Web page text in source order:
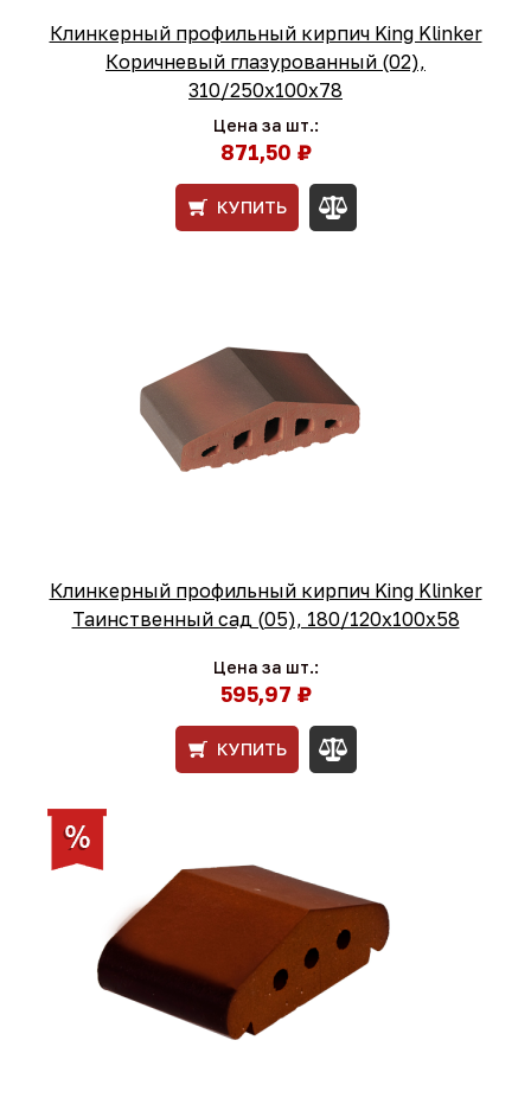
Клинкерный профильный кирпич King Klinker
Коричневый глазурованный (02),
310/250x100x78
Цена за шт.:
871,50 ₽
КУПИТЬ
Клинкерный профильный кирпич King Klinker
Таинственный сад (05), 180/120x100x58
Цена за шт.:
595,97 ₽
КУПИТЬ